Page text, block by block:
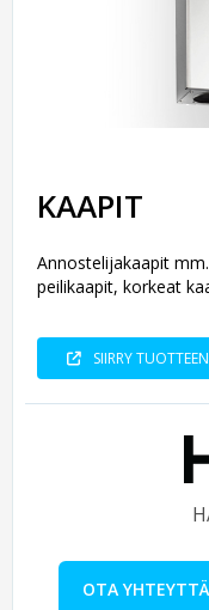
KAAPIT
Annostelijakaapit
peilikaapit, korkeat
SIIRRY
OTA